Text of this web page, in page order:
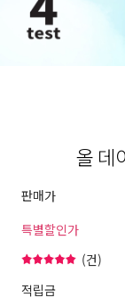
올 데
판매가
특별할인가
(건)
적립금